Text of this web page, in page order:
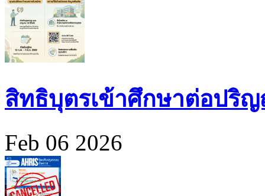
สิทธิบุตรเข้าศึกษาต่อปริญ
Feb 06 2026